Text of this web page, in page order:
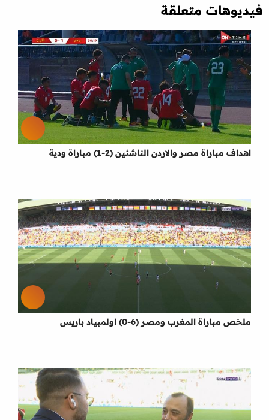
فيديوهات متعلقة
اهداف مباراة مصر والاردن الناشئين (2-1) مباراة ودية
ملخص مباراة المغرب ومصر (6-0) اولمبياد باريس